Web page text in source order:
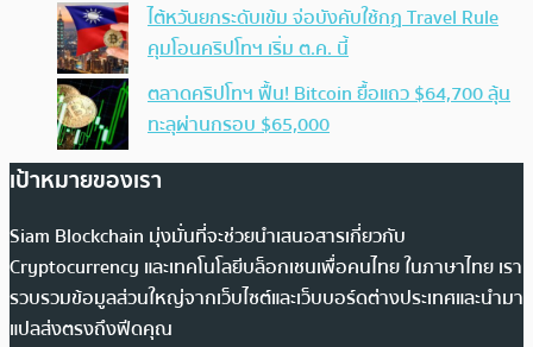
ไต้หวันยกระดับเข้ม จ่อบังคับใช้กฏ Travel Rule
คุมโอนคริปโทฯ เริ่ม ต.ค. นี้
ตลาดคริปโทฯ ฟื้น! Bitcoin ยื้อแถว $64,700 ลุ้น
ทะลุผ่านกรอบ $65,000
เป้าหมายของเรา
Siam Blockchain มุ่งมั่นที่จะช่วยนำเสนอสารเกี่ยวกับ
Cryptocurrency และเทคโนโลยีบล็อกเชนเพื่อคนไทย ในภาษาไทย เรา
รวบรวมข้อมูลส่วนใหญ่จากเว็บไซต์และเว็บบอร์ดต่างประเทศและนำมา
แปลส่งตรงถึงฟีดคุณ